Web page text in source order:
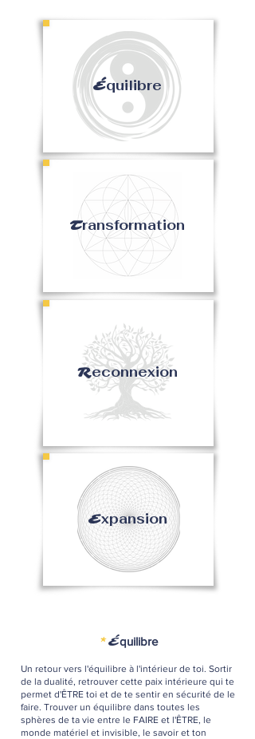
Équilibre
Transformation
Reconnexion
Expansion
*Équilibre
Un retour vers l'équilibre à l'intérieur de toi. Sortir
de la dualité, retrouver cette paix intérieure qui te
permet d'ÊTRE toi et de te sentir en sécurité de le
faire. Trouver un équilibre dans toutes les
sphères de ta vie entre le FAIRE et l'ÊTRE, le
monde matériel et invisible, le savoir et ton